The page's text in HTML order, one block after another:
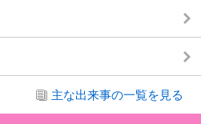
主な出来事の一覧を見る